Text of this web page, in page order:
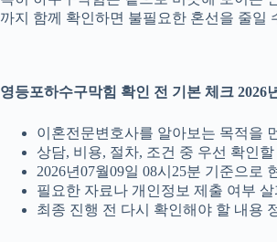
까지 함께 확인하면 불필요한 혼선을 줄일
영등포하수구막힘 확인 전 기본 체크 2026
이혼전문변호사를 알아보는 목적을
상담, 비용, 절차, 조건 중 우선 확인할
2026년07월09일 08시25분 기준으로
필요한 자료나 개인정보 제출 여부 살
최종 진행 전 다시 확인해야 할 내용